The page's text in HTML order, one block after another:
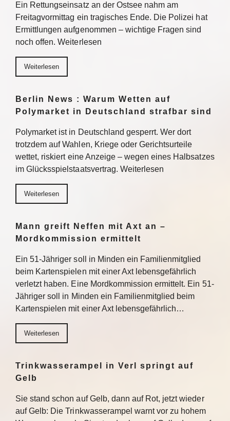
Ein Rettungseinsatz an der Ostsee nahm am
Freitagvormittag ein tragisches Ende. Die Polizei hat
Ermittlungen aufgenommen – wichtige Fragen sind
noch offen. Weiterlesen
Weiterlesen
Berlin News : Warum Wetten auf
Polymarket in Deutschland strafbar sind
Polymarket ist in Deutschland gesperrt. Wer dort
trotzdem auf Wahlen, Kriege oder Gerichtsurteile
wettet, riskiert eine Anzeige – wegen eines Halbsatzes
im Glücksspielstaatsvertrag. Weiterlesen
Weiterlesen
Mann greift Neffen mit Axt an –
Mordkommission ermittelt
Ein 51-Jähriger soll in Minden ein Familienmitglied
beim Kartenspielen mit einer Axt lebensgefährlich
verletzt haben. Eine Mordkommission ermittelt. Ein 51-
Jähriger soll in Minden ein Familienmitglied beim
Kartenspielen mit einer Axt lebensgefährlich…
Weiterlesen
Trinkwasserampel in Verl springt auf
Gelb
Sie stand schon auf Gelb, dann auf Rot, jetzt wieder
auf Gelb: Die Trinkwasserampel warnt vor zu hohem